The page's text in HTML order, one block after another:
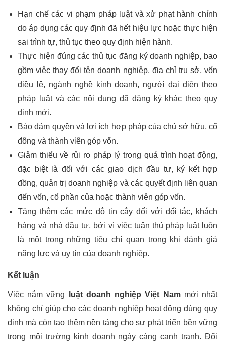
Hạn chế các vi phạm pháp luật và xử phạt hành chính
do áp dụng các quy định đã hết hiệu lực hoặc thực hiện
sai trình tự, thủ tục theo quy định hiện hành.
Thực hiện đúng các thủ tục đăng ký doanh nghiệp, bao
gồm việc thay đổi tên doanh nghiệp, địa chỉ trụ sở, vốn
điều lệ, ngành nghề kinh doanh, người đại diện theo
pháp luật và các nội dung đã đăng ký khác theo quy
định mới.
Bảo đảm quyền và lợi ích hợp pháp của chủ sở hữu, cổ
đông và thành viên góp vốn.
Giảm thiểu về rủi ro pháp lý trong quá trình hoạt động,
đặc biệt là đối với các giao dịch đầu tư, ký kết hợp
đồng, quản trị doanh nghiệp và các quyết định liên quan
đến vốn, cổ phần của hoặc thành viên góp vốn.
Tăng thêm các mức độ tin cậy đối với đối tác, khách
hàng và nhà đầu tư, bởi vì việc tuân thủ pháp luật luôn
là một trong những tiêu chí quan trọng khi đánh giá
năng lực và uy tín của doanh nghiệp.
Kết luận
Việc nắm vững luật doanh nghiệp Việt Nammới nhất
không chỉ giúp cho các doanh nghiệp hoạt động đúng quy
định mà còn tạo thêm nền tảng cho sự phát triển bền vững
trong môi trường kinh doanh ngày càng cạnh tranh. Đối